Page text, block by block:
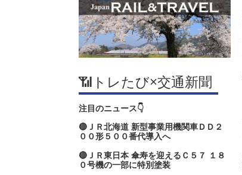
📶トレたび×交通新聞
注目のニュース👇
🔴ＪＲ北海道 新型事業用機関車ＤＤ２
００形５００番代導入へ
🔴ＪＲ東日本 傘寿を迎えるＣ５７ １８
０号機の一部に特別塗装